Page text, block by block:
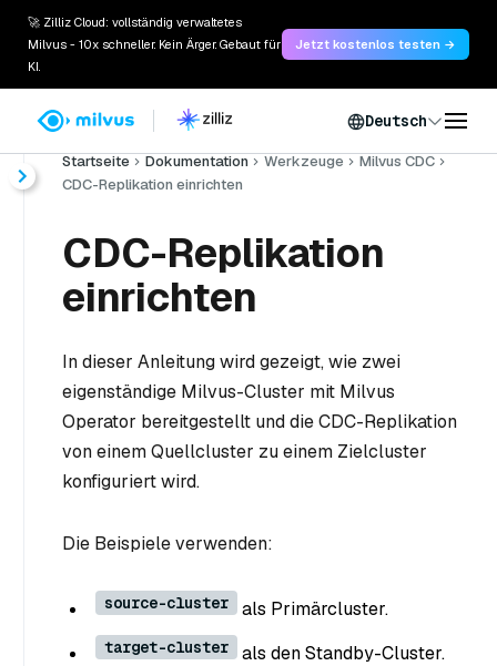
🚀 Zilliz Cloud: vollständig verwaltetes
Milvus - 10x schneller. Kein Ärger. Gebaut für
KI.
Jetzt kostenlos testen →
Deutsch
Startseite Dokumentation Werkzeuge
Milvus CDC
CDC-Replikation einrichten
CDC-Replikation
einrichten
In dieser Anleitung wird gezeigt, wie zwei
eigenständige Milvus-Cluster mit Milvus
Operator bereitgestellt und die CDC-Replikation
von einem Quellcluster zu einem Zielcluster
konfiguriert wird.
Die Beispiele verwenden:
source-cluster als Primärcluster.
target-cluster als den Standby-Cluster.